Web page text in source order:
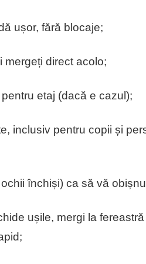
ușor, fără blocaje;
mergeți direct acolo;
etaj (dacă e cazul);
inclusiv pentru copii și
închiși) ca să vă
ușile, mergi la